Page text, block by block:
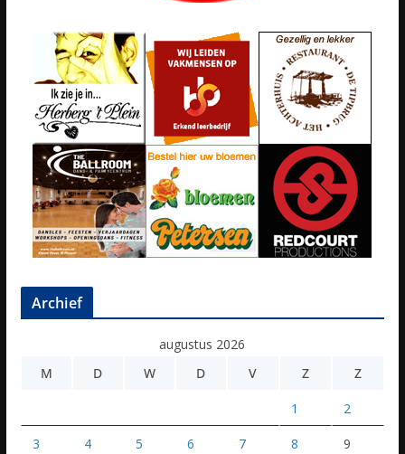
Archief
augustus 2026
M
D W D V Z Z
1 2
3 4 5 6 7 8 9